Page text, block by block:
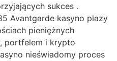
sukces .
Avantgarde kasyno plazy
pieniężnych
portfelem i krypto
nieświadomy proces